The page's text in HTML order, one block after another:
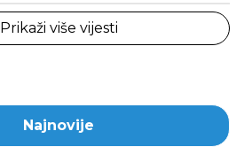
Prikaži više vijesti
Najnovije